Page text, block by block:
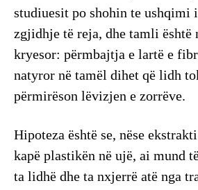
studiuesit po shohin te ushqimi
zgjidhje të reja, dhe tamli është
kryesor: përmbajtja e lartë e
natyror në tamël dihet që lidh
përmirëson lëvizjen e zorrëve.
Hipoteza është se, nëse
kapë plastikën në ujë, ai mund
ta lidhë dhe ta nxjerrë atë nga